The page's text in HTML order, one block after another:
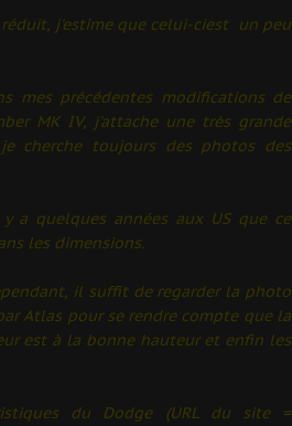
j'estime que celui-ciest un peu
mes précédentes modifications de
MK IV, j'attache une très grande
cherche toujours des photos des
a quelques années aux US que ce
les dimensions.
il suffit de regarder la photo
Atlas pour se rendre compte que la
est à la bonne hauteur et enfin les
du Dodge (URL du site =